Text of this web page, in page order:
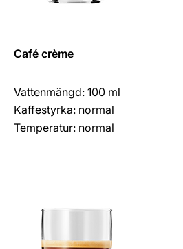
Café crème
Vattenmängd: 100 ml
Kaffestyrka: normal
Temperatur: normal